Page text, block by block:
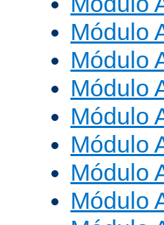
Módulo
Módulo
Módulo
Módulo
Módulo
Módulo
Módulo